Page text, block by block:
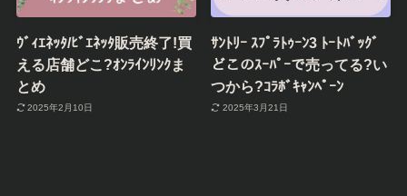
ｳﾞｨｴﾈｯﾀ/ﾋﾞｴﾈｯﾀ販売終了!買
える店舗どこ?ｵﾝﾗｲﾝﾘﾝｸま
とめ
2025年2月10日
ｻﾝﾄﾘｰ ｽﾌﾟﾗﾄｩｰﾝ3 ﾄｰﾄﾊﾞｯｸﾞ
どこのｽｰﾊﾟｰで売ってる?い
つから?ｺﾗﾎﾞｷｬﾝﾍﾟｰﾝ
2025年3月21日